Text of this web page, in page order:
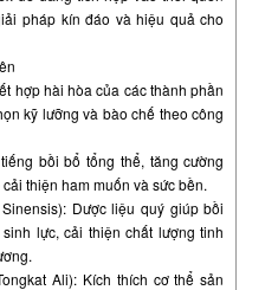
pháp kín đáo và hiệu quả cho
hợp hài hòa của các thành phần
kỹ lưỡng và bào chế theo công
bồi bổ tổng thể, tăng cường
thiện ham muốn và sức bền.
Dược liệu quý giúp bồi
lực, cải thiện chất lượng tinh
Ali): Kích thích cơ thể sản